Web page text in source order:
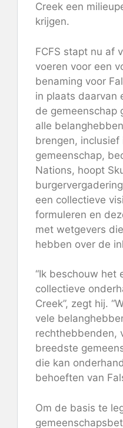
Creek een
krijgen.
FCFS stapt nu af
voeren voor een
benaming voor
in plaats daarvan
de gemeenschap
alle
brengen,
gemeenschap,
Nations, hoopt
een ​​collectieve
formuleren en
met wetgevers
hebben over de
“Ik beschouw het
collectieve
Creek”, zegt hij.
vele
rechthebbenden,
breedste
die kan
behoeften van
Om de basis te